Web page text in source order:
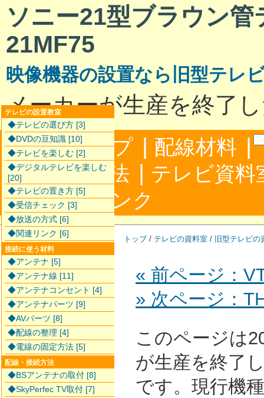
ソニー21型ブラウン
21MF75
映像機器の設置なら旧型テレ
メーカーが生産を終了
サイトマップ | 配線材料 |
配線接続方法 | テレビ資料
合わせ|リンク
トップ/ テレビの資料室 / 旧型テレビの
« 前ページ：
» 次ページ：
このページは
が生産を終了
です。現行機
テレビの設置教室
◆テレビの選び方 [3]
◆DVDの豆知識 [10]
◆テレビを楽しむ [2]
◆デジタルテレビを楽しむ
[20]
◆テレビの置き方 [5]
◆受信チェック [3]
◆放送の方式 [6]
◆関連リンク [6]
接続に使う材料
◆アンテナ [5]
◆アンテナ線 [11]
◆アンテナコンセント [4]
◆アンテナパーツ [9]
◆AVパーツ [8]
◆配線の整理 [4]
◆電線の固定方法 [5]
配線・接続方法
◆BSアンテナの取付 [8]
◆SkyPerfec TV取付 [7]